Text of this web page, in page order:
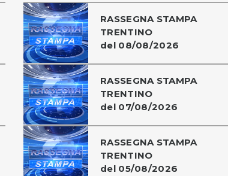
RASSEGNA STAMPA
TRENTINO
del 08/08/2026
RASSEGNA STAMPA
TRENTINO
del 07/08/2026
RASSEGNA STAMPA
TRENTINO
del 05/08/2026